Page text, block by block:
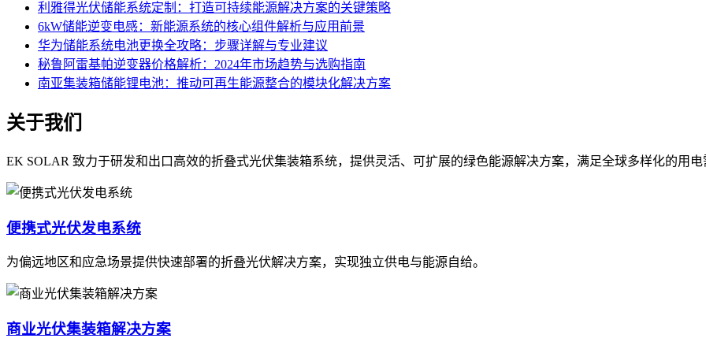
利雅得光伏储能系统定制：打造可持续能源解决方案的关键策略
6kW储能逆变电感：新能源系统的核心组件解析与应用前景
华为储能系统电池更换全攻略：步骤详解与专业建议
秘鲁阿雷基帕逆变器价格解析：2024年市场趋势与选购指南
南亚集装箱储能锂电池：推动可再生能源整合的模块化解决方案
关于我们
EK SOLAR 致力于研发和出口高效的折叠式光伏集装箱系统，提供灵活、可扩展的绿色能源解决方案，满足全球多样化的用电
便携式光伏发电系统
为偏远地区和应急场景提供快速部署的折叠光伏解决方案，实现独立供电与能源自给。
商业光伏集装箱解决方案